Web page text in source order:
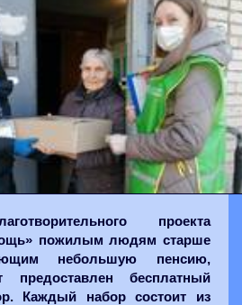
проекта
пожилым людям старше
небольшую пенсию,
предоставлен бесплатный
Каждый набор состоит из